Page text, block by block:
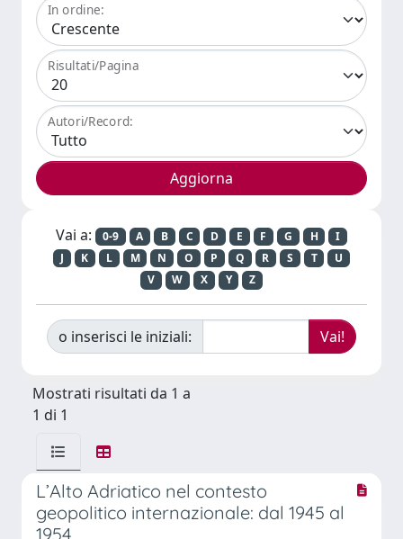
In ordine:
Risultati/Pagina
Autori/Record:
Vai a: 0-9 A B C D E F G H
I
J
K L M N O P Q R S T
U
V
W X Y Z
o inserisci le iniziali:
Mostrati risultati da 1 a
1 di 1
L’Alto Adriatico nel contesto
geopolitico internazionale: dal 1945 al
1954